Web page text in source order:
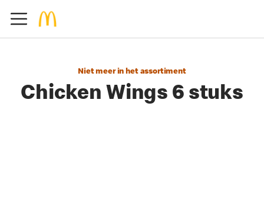
Niet meer in het assortiment
Chicken Wings 6 stuks